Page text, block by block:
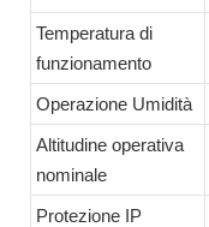
Temperatura di
funzionamento
Operazione Umidità
Altitudine operativa
nominale
Protezione IP